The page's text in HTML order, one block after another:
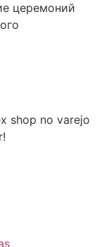
церемоний
shop no varejo